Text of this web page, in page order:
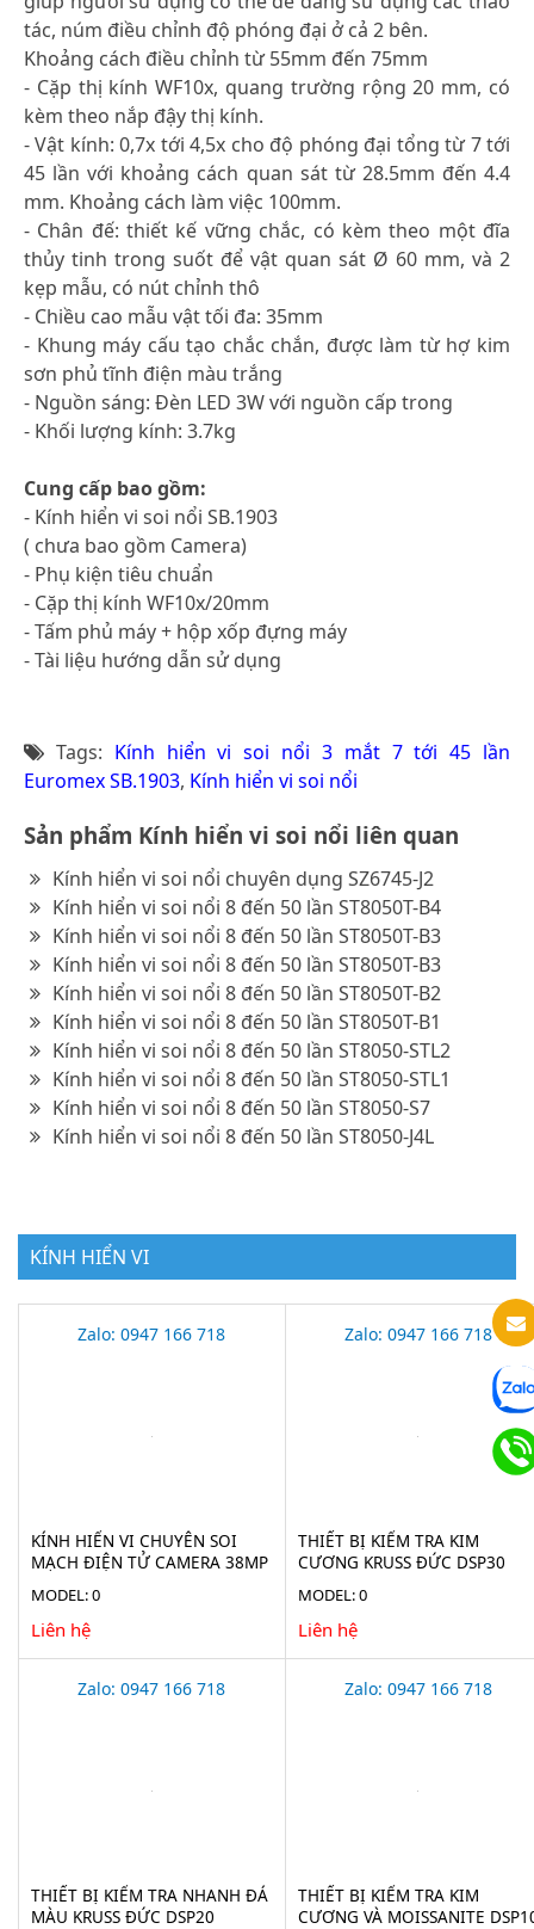
tác, núm điều chỉnh độ phóng đại ở cả 2 bên.
Khoảng cách điều chỉnh từ 55mm đến 75mm
- Cặp thị kính WF10x, quang trường rộng 20 mm, có
kèm theo nắp đậy thị kính.
- Vật kính: 0,7x tới 4,5x cho độ phóng đại tổng từ 7 tới
45 lần với khoảng cách quan sát từ 28.5mm đến 4.4
mm. Khoảng cách làm việc 100mm.
- Chân đế: thiết kế vững chắc, có kèm theo một đĩa
thủy tinh trong suốt để vật quan sát Ø 60 mm, và 2
kẹp mẫu, có nút chỉnh thô
- Chiều cao mẫu vật tối đa: 35mm
- Khung máy cấu tạo chắc chắn, được làm từ hợ kim
sơn phủ tĩnh điện màu trắng
- Nguồn sáng: Đèn LED 3W với nguồn cấp trong
- Khối lượng kính: 3.7kg
Cung cấp bao gồm:
- Kính hiển vi soi nổi SB.1903
( chưa bao gồm Camera)
- Phụ kiện tiêu chuẩn
- Cặp thị kính WF10x/20mm
- Tấm phủ máy + hộp xốp đựng máy
- Tài liệu hướng dẫn sử dụng
Tags: Kính hiển vi soi nổi 3 mắt 7 tới 45 lần
Euromex SB.1903, Kính hiển vi soi nổi
Sản phẩm Kính hiển vi soi nổi liên quan
Kính hiển vi soi nổi chuyên dụng SZ6745-J2
Kính hiển vi soi nổi 8 đến 50 lần ST8050T-B4
Kính hiển vi soi nổi 8 đến 50 lần ST8050T-B3
Kính hiển vi soi nổi 8 đến 50 lần ST8050T-B3
Kính hiển vi soi nổi 8 đến 50 lần ST8050T-B2
Kính hiển vi soi nổi 8 đến 50 lần ST8050T-B1
Kính hiển vi soi nổi 8 đến 50 lần ST8050-STL2
Kính hiển vi soi nổi 8 đến 50 lần ST8050-STL1
Kính hiển vi soi nổi 8 đến 50 lần ST8050-S7
Kính hiển vi soi nổi 8 đến 50 lần ST8050-J4L
KÍNH HIỂN VI
Zalo: 0947 166 718
KÍNH HIỂN VI CHUYÊN SOI
MẠCH ĐIỆN TỬ CAMERA 38MP
MODEL: 0
Liên hệ
Zalo: 0947 166 718
THIẾT BỊ KIỂM TRA KIM
CƯƠNG KRUSS ĐỨC DSP30
MODEL: 0
Liên hệ
Zalo: 0947 166 718
THIẾT BỊ KIỂM TRA NHANH ĐÁ
MÀU KRUSS ĐỨC DSP20
Zalo: 0947 166 718
THIẾT BỊ KIỂM TRA KIM
CƯƠNG VÀ MOISSANITE